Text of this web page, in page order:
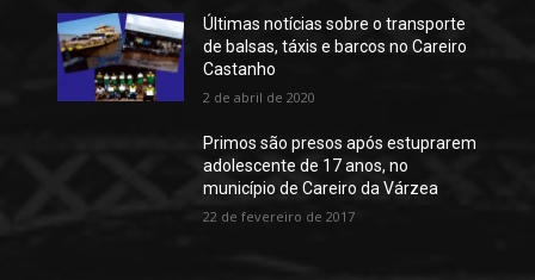
Últimas notícias sobre o transporte
de balsas, táxis e barcos no Careiro
Castanho
2 de abril de 2020
Primos são presos após estuprarem
adolescente de 17 anos, no
município de Careiro da Várzea
22 de fevereiro de 2017